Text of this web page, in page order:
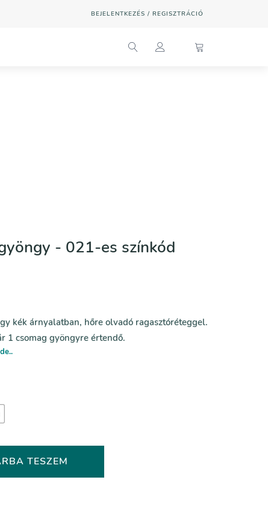
BEJELENTKEZÉS / REGISZTRÁCIÓ
- 021-es színkód
kék árnyalatban, hőre olvadó ragasztóréteggel.
1 csomag gyöngyre értendő.
TESZEM